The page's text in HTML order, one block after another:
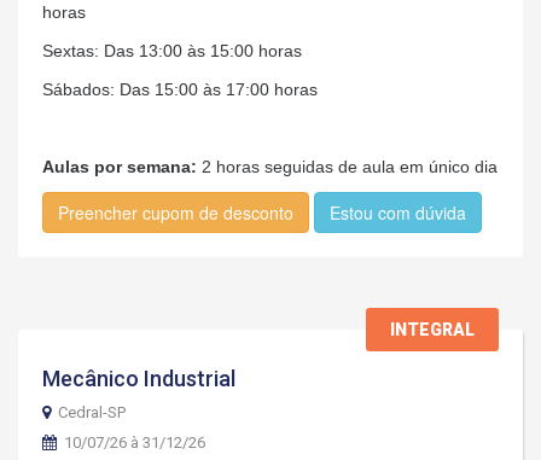
horas
Sextas: Das 13:00 às 15:00 horas
Sábados: Das 15:00 às 17:00 horas
Aulas por semana: 2 horas seguidas de aula em único dia
Preencher cupom de desconto Estou com dúvida
INTEGRAL
Mecânico Industrial
Cedral-SP
10/07/26 à 31/12/26